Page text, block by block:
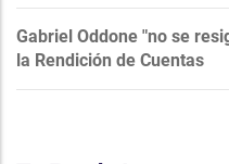
Gabriel Oddone "no se
la Rendición de Cuentas